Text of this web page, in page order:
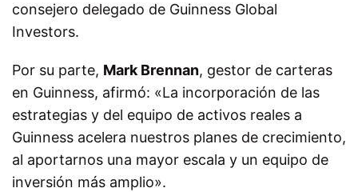
consejero delegado de Guinness Global
Investors.
Por su parte, Mark Brennan, gestor de carteras
en Guinness, afirmó: «La incorporación de las
estrategias y del equipo de activos reales a
Guinness acelera nuestros planes de crecimiento,
al aportarnos una mayor escala y un equipo de
inversión más amplio».